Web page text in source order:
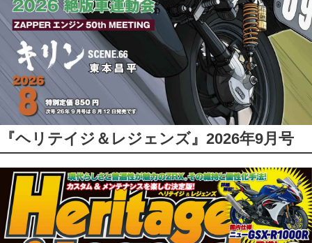
『ヘリテイジ＆レジェンズ』2026年9月号